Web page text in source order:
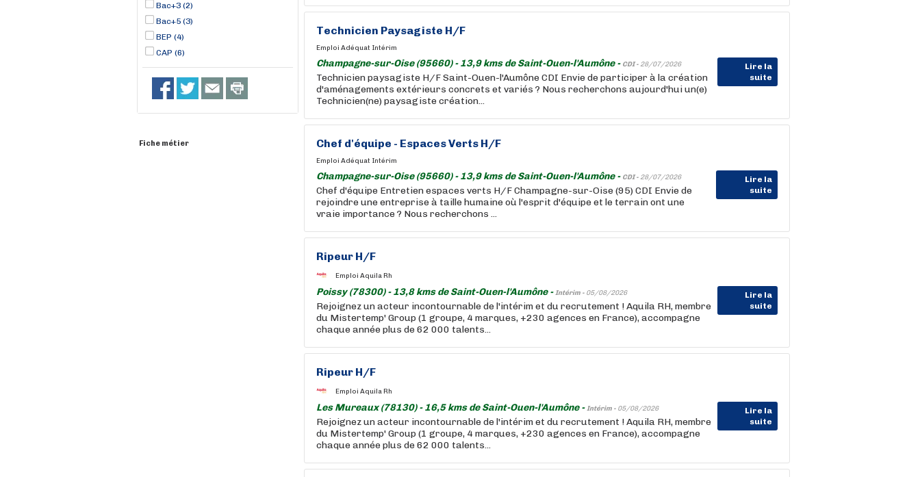
Bac+3 (2)
Bac+5 (3)
BEP (4)
CAP (6)
Fiche métier
Technicien Paysagiste H/F
Emploi Adéquat Intérim
Champagne-sur-Oise (95660) - 13,9 kms de Saint-Ouen-l'Aumône - CDI - 28/07/2026
Lire la
suite
Technicien paysagiste H/F Saint-Ouen-l'Aumône CDI Envie de participer à la création
d'aménagements extérieurs concrets et variés ? Nous recherchons aujourd'hui un(e)
Technicien(ne) paysagiste création...
Chef d'équipe - Espaces Verts H/F
Emploi Adéquat Intérim
Champagne-sur-Oise (95660) - 13,9 kms de Saint-Ouen-l'Aumône - CDI - 28/07/2026
Lire la
suite
Chef d'équipe Entretien espaces verts H/F Champagne-sur-Oise (95) CDI Envie de
rejoindre une entreprise à taille humaine où l'esprit d'équipe et le terrain ont une
vraie importance ? Nous recherchons ...
Ripeur H/F
Emploi Aquila Rh
Poissy (78300) - 13,8 kms de Saint-Ouen-l'Aumône -Intérim - 05/08/2026
Lire la
suite
Rejoignez un acteur incontournable de l'intérim et du recrutement ! Aquila RH, membre
du Mistertemp' Group (1 groupe, 4 marques, +230 agences en France), accompagne
chaque année plus de 62 000 talents...
Ripeur H/F
Emploi Aquila Rh
Les Mureaux (78130) - 16,5 kms de Saint-Ouen-l'Aumône -Intérim - 05/08/2026
Lire la
suite
Rejoignez un acteur incontournable de l'intérim et du recrutement ! Aquila RH, membre
du Mistertemp' Group (1 groupe, 4 marques, +230 agences en France), accompagne
chaque année plus de 62 000 talents...